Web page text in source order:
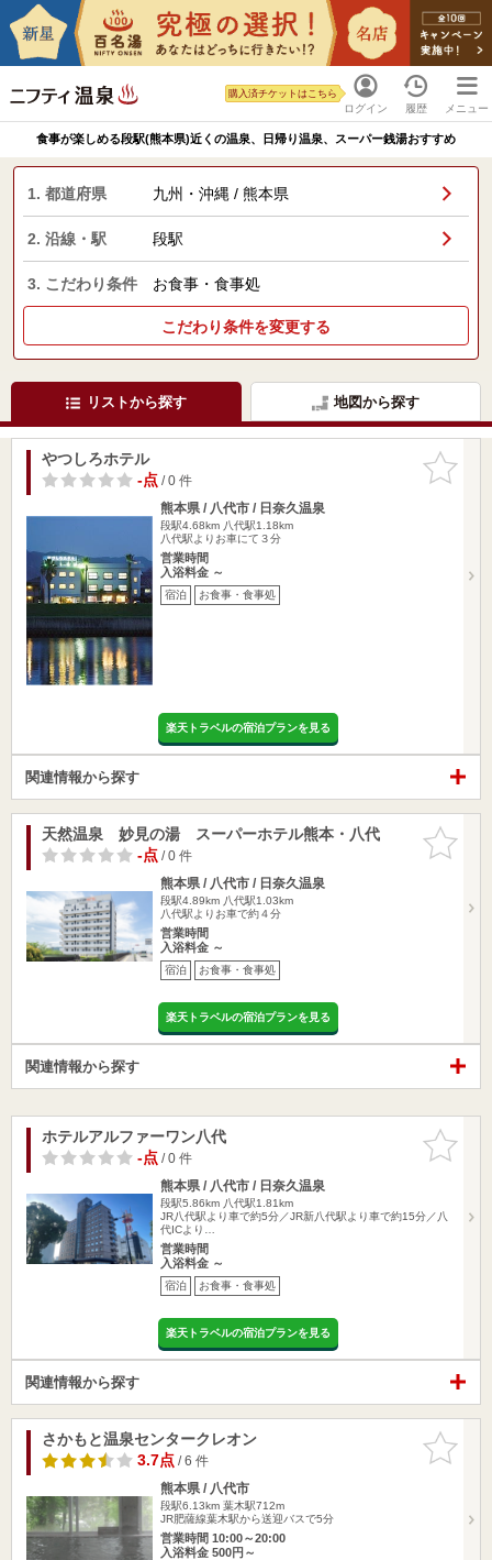
ログイン
購入済チケットはこちら
履歴 メニュー
食事が楽しめる段駅(熊本県)近くの温泉、日帰り温泉、スーパー銭湯おすすめ
1. 都道府県 九州・沖縄 / 熊本県
2. 沿線・駅 段駅
3. こだわり条件 お食事・食事処
こだわり条件を変更する
リストから探す 地図から探す
お気に入
りに追加
やつしろホテル
-点/ 0 件
熊本県 / 八代市 / 日奈久温泉
段駅4.68km 八代駅1.18km
八代駅よりお車にて３分
営業時間
入浴料金 ～
宿泊 お食事・食事処
楽天トラベルの宿泊プランを見る
関連情報から探す
お気に入
りに追加
天然温泉 妙見の湯 スーパーホテル熊本・八代
-点/ 0 件
熊本県 / 八代市 / 日奈久温泉
段駅4.89km 八代駅1.03km
八代駅よりお車で約４分
営業時間
入浴料金 ～
宿泊 お食事・食事処
楽天トラベルの宿泊プランを見る
関連情報から探す
お気に入
りに追加
ホテルアルファーワン八代
-点/ 0 件
熊本県 / 八代市 / 日奈久温泉
段駅5.86km 八代駅1.81km
JR八代駅より車で約5分／JR新八代駅より車で約15分／八
代ICより…
営業時間
入浴料金 ～
宿泊 お食事・食事処
楽天トラベルの宿泊プランを見る
関連情報から探す
お気に入
りに追加
さかもと温泉センタークレオン
3.7点/ 6 件
熊本県 / 八代市
段駅6.13km 葉木駅712m
JR肥薩線葉木駅から送迎バスで5分
営業時間 10:00～20:00
入浴料金 500円～